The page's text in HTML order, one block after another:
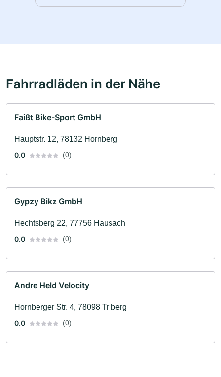
Fahrradläden in der Nähe
Faißt Bike-Sport GmbH
Hauptstr. 12, 78132 Hornberg
0.0
(0)
Gypzy Bikz GmbH
Hechtsberg 22, 77756 Hausach
0.0
(0)
Andre Held Velocity
Hornberger Str. 4, 78098 Triberg
0.0
(0)